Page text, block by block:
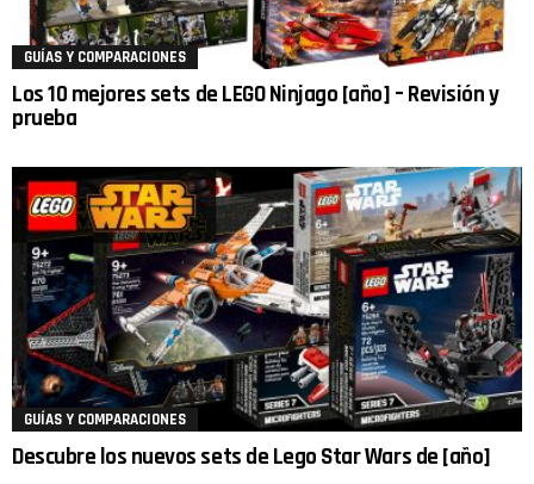
GUÍAS Y COMPARACIONES
Los 10 mejores sets de LEGO Ninjago [año] – Revisión y
prueba
GUÍAS Y COMPARACIONES
Descubre los nuevos sets de Lego Star Wars de [año]